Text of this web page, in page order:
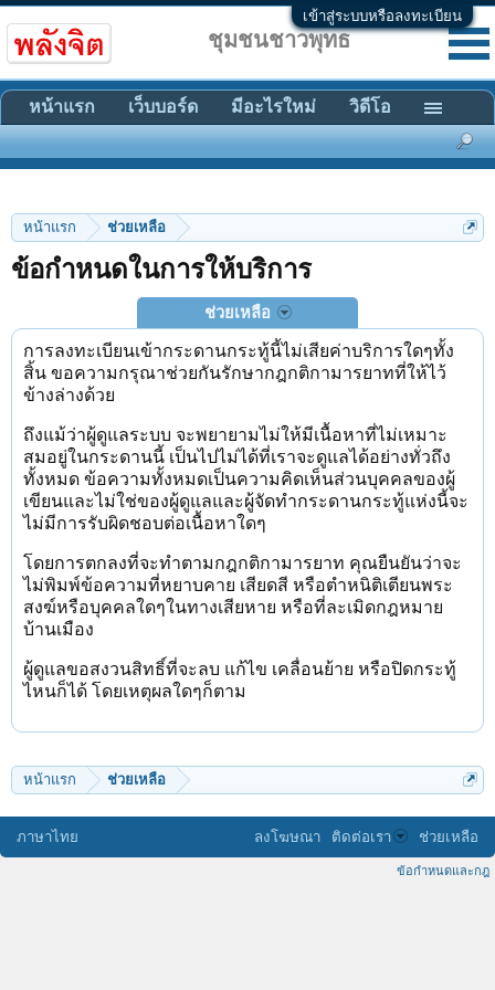
เข้าสู่ระบบหรือลงทะเบียน
หน้าแรก ช่วยเหลือ
ข้อกำหนดในการให้บริการ
ช่วยเหลือ
การลงทะเบียนเข้ากระดานกระทู้นี้ไม่เสียค่าบริการใดๆทั้ง
สิ้น ขอความกรุณาช่วยกันรักษากฎกติกามารยาทที่ให้ไว้
ข้างล่างด้วย
ถึงแม้ว่าผู้ดูแลระบบ จะพยายามไม่ให้มีเนื้อหาที่ไม่เหมาะ
สมอยู่ในกระดานนี้ เป็นไปไม่ได้ที่เราจะดูแลได้อย่างทั่วถึง
ทั้งหมด ข้อความทั้งหมดเป็นความคิดเห็นส่วนบุคคลของผู้
เขียนและไม่ใช่ของผู้ดูแลและผู้จัดทำกระดานกระทู้แห่งนี้จะ
ไม่มีการรับผิดชอบต่อเนื้อหาใดๆ
โดยการตกลงที่จะทำตามกฎกติกามารยาท คุณยืนยันว่าจะ
ไม่พิมพ์ข้อความที่หยาบคาย เสียดสี หรือตำหนิติเตียนพระ
สงฆ์หรือบุคคลใดๆในทางเสียหาย หรือที่ละเมิดกฎหมาย
บ้านเมือง
ผู้ดูแลขอสงวนสิทธิ์ที่จะลบ แก้ไข เคลื่อนย้าย หรือปิดกระทู้
ไหนก็ได้ โดยเหตุผลใดๆก็ตาม
หน้าแรก ช่วยเหลือ
ชุมชนชาวพุทธ
หน้าแรก เว็บบอร์ด มีอะไรใหม่ วิดีโอ
ภาษาไทย ลงโฆษณา ติดต่อเรา ช่วยเหลือ
ข้อกำหนดและกฎ